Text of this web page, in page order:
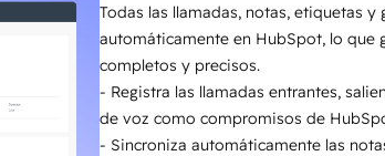
Todas las llamadas, notas, etiquetas y
automáticamente en HubSpot, lo que
completos y precisos.
- Registra las llamadas entrantes,
de voz como compromisos de
- Sincroniza automáticamente las